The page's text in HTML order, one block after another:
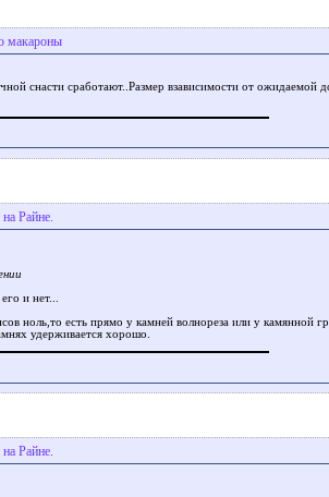
макароны
снасти сработают..Размер взависимости от ожидаемой
Райне.
и нет...
ноль,то есть прямо у камней волнореза или у камянной
удерживается хорошо.
Райне.